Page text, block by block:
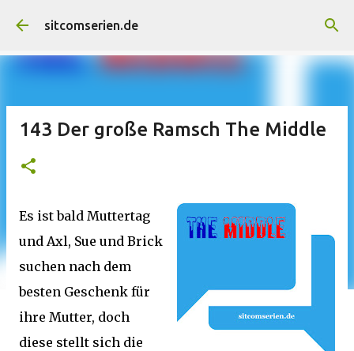
Direkt zum Hauptbereich
sitcomserien.de
143 Der große Ramsch The Middle
Es ist bald Muttertag
und Axl, Sue und Brick
suchen nach dem
besten Geschenk für
ihre Mutter, doch
diese stellt sich die